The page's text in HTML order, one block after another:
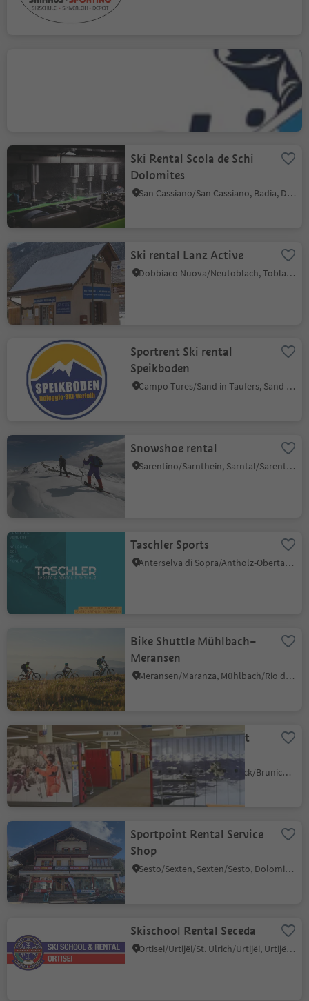
S.Cristina Gherdëina/S.Cristina Val Gardena/S.Cristina Gherdëina/St.Christina in Gröden, S.Crestina Gherdëina/Santa Cristina Val Gardana, Dolomites Region Val Gardena
Ski Rental Scola de Schi
Dolomites
San Cassiano/San Cassiano, Badia, Dolomites Region Alta Badia
Ski rental Lanz Active
Dobbiaco Nuova/Neutoblach, Toblach/Dobbiaco, Dolomites Region 3 Zinnen
Sportrent Ski rental
Speikboden
Campo Tures/Sand in Taufers, Sand in Taufers/Campo Tures, Ahrntal/Valle Aurina
Snowshoe rental
Sarentino/Sarnthein, Sarntal/Sarentino, Bolzano/Bozen and environs
Taschler Sports
Anterselva di Sopra/Antholz-Obertal, Rasen-Antholz/Rasun Anterselva, Dolomites Region Kronplatz/Plan de Corones
Bike Shuttle Mühlbach–
Meransen
Meransen/Maranza, Mühlbach/Rio di Pusteria, Brixen/Bressanone and environs
Ski Deposit Rentasport
Kronplatz
Riscone/Reischach, Bruneck/Brunico, Dolomites Region Kronplatz/Plan de Corones
Sportpoint Rental Service
Shop
Sesto/Sexten, Sexten/Sesto, Dolomites Region 3 Zinnen
Skischool Rental Seceda
Ortisei/Urtijëi/St. Ulrich/Urtijëi, Urtijëi/Ortisei, Dolomites Region Val Gardena